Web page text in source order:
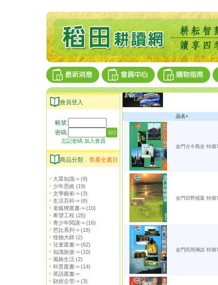
會員登入
帳號:
密碼:
忘記密碼 加入會員
商品分類． 查看全書目
大眾知識-> (9)
少年思維 (19)
文學藝術-> (3)
生活百科-> (8)
老狐狸叢書-> (10)
希望工程 (25)
青少年閱讀-> (16)
芭比系列-> (18)
怪物大師 (2)
兒童叢書-> (62)
知識旅遊-> (10)
風格生活 (2)
科普叢書-> (14)
英語叢書->
財經企管-> (3)
品名+
金門古今戰史 特價
金門田野檔案 特價
金門民間傳說 特價